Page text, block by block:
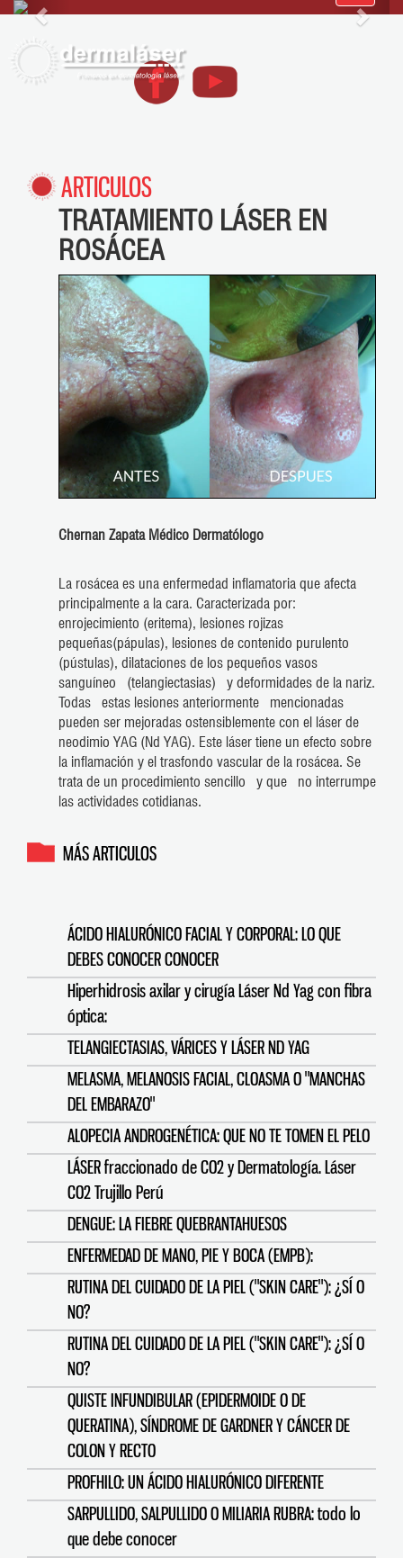
ARTICULOS
TRATAMIENTO LÁSER EN
ROSÁCEA
Chernan Zapata Médico Dermatólogo
La rosácea es una enfermedad inflamatoria que afecta
principalmente a la cara. Caracterizada por:
enrojecimiento (eritema), lesiones rojizas
pequeñas(pápulas), lesiones de contenido purulento
(pústulas), dilataciones de los pequeños vasos
sanguíneo (telangiectasias) y deformidades de la nariz.
Todas estas lesiones anteriormente mencionadas
pueden ser mejoradas ostensiblemente con el láser de
neodimio YAG (Nd YAG). Este láser tiene un efecto sobre
la inflamación y el trasfondo vascular de la rosácea. Se
trata de un procedimiento sencillo y que no interrumpe
las actividades cotidianas.
MÁS ARTICULOS
ÁCIDO HIALURÓNICO FACIAL Y CORPORAL: LO QUE
DEBES CONOCER CONOCER
Hiperhidrosis axilar y cirugía Láser Nd Yag con fibra
óptica:
TELANGIECTASIAS, VÁRICES Y LÁSER ND YAG
MELASMA, MELANOSIS FACIAL, CLOASMA O "MANCHAS
DEL EMBARAZO"
ALOPECIA ANDROGENÉTICA: QUE NO TE TOMEN EL PELO
LÁSER fraccionado de CO2 y Dermatología. Láser
CO2 Trujillo Perú
DENGUE: LA FIEBRE QUEBRANTAHUESOS
ENFERMEDAD DE MANO, PIE Y BOCA (EMPB):
RUTINA DEL CUIDADO DE LA PIEL ("SKIN CARE"): ¿SÍ O
NO?
RUTINA DEL CUIDADO DE LA PIEL ("SKIN CARE"): ¿SÍ O
NO?
QUISTE INFUNDIBULAR (EPIDERMOIDE O DE
QUERATINA), SÍNDROME DE GARDNER Y CÁNCER DE
COLON Y RECTO
PROFHILO: UN ÁCIDO HIALURÓNICO DIFERENTE
SARPULLIDO, SALPULLIDO O MILIARIA RUBRA: todo lo
que debe conocer